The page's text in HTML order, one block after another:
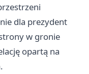
dla prezydent
w gronie
opartą na